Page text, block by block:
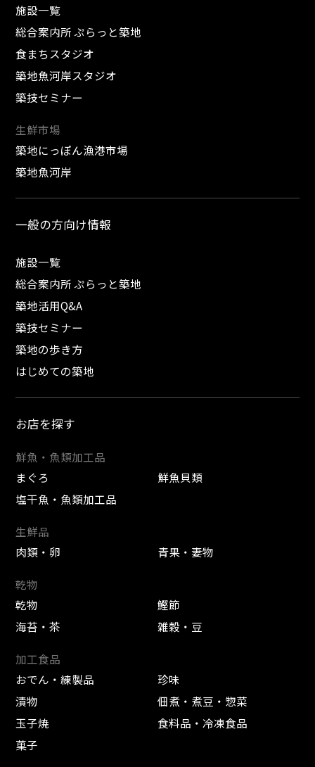
施設一覧
総合案内所 ぷらっと築地
食まちスタジオ
築地魚河岸スタジオ
築技セミナー
生鮮市場
築地にっぽん漁港市場
築地魚河岸
一般の方向け情報
施設一覧
総合案内所 ぷらっと築地
築地活用Q&A
築技セミナー
築地の歩き方
はじめての築地
お店を探す
鮮魚・魚類加工品
まぐろ
鮮魚貝類
塩干魚・魚類加工品
生鮮品
肉類・卵
青果・妻物
乾物
乾物
鰹節
海苔・茶
雑穀・豆
加工食品
おでん・練製品
珍味
漬物
佃煮・煮豆・惣菜
玉子焼
食料品・冷凍食品
菓子